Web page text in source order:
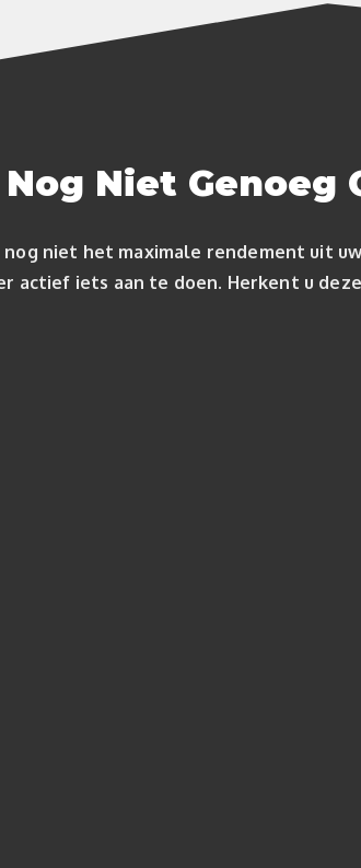
Niet Genoeg
niet het maximale rendement uit
actief iets aan te doen. Herkent u